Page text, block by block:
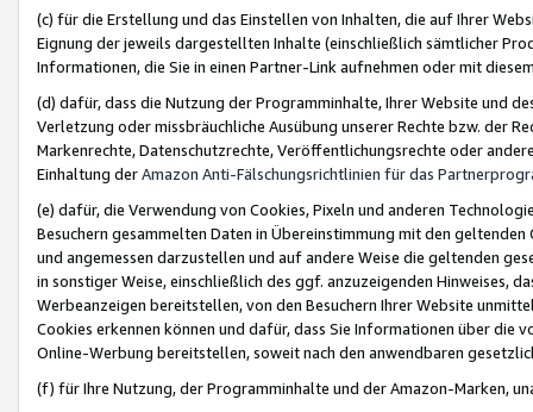
(c) für die Erstellung und das Einstellen von Inhalten, die auf Ihrer
Eignung der jeweils dargestellten Inhalte (einschließlich sämtlicher
Informationen, die Sie in einen Partner-Link aufnehmen oder mit
(d) dafür, dass die Nutzung der Programminhalte, Ihrer Website und
Verletzung oder missbräuchliche Ausübung unserer Rechte bzw. der
Markenrechte, Datenschutzrechte, Veröffentlichungsrechte oder
Einhaltung derAmazon Anti-Fälschungsrichtlinien für das
(e) dafür, die Verwendung von Cookies, Pixeln und anderen
Besuchern gesammelten Daten in Übereinstimmung mit den
und angemessen darzustellen und auf andere Weise die geltenden
in sonstiger Weise, einschließlich des ggf. anzuzeigenden Hinweises,
Werbeanzeigen bereitstellen, von den Besuchern Ihrer Website
Cookies erkennen können und dafür, dass Sie Informationen über die
Online-Werbung bereitstellen, soweit nach den anwendbaren
(f) für Ihre Nutzung, der Programminhalte und der Amazon-Marken,